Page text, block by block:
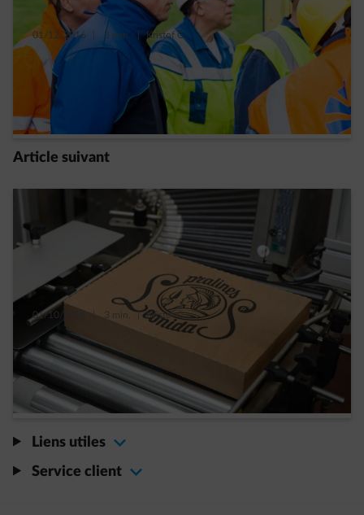
01/12/2016 3 min. | Kristof C.
Accroitre la sécurité au travail grâce aux
formations à l’électricité
En lire plus
Article suivant
01/10/2016 3 min. | Kristof C.
Pas d’électricité, pas de pralines chez
Leonidas!
En lire plus
Liens utiles
Service client